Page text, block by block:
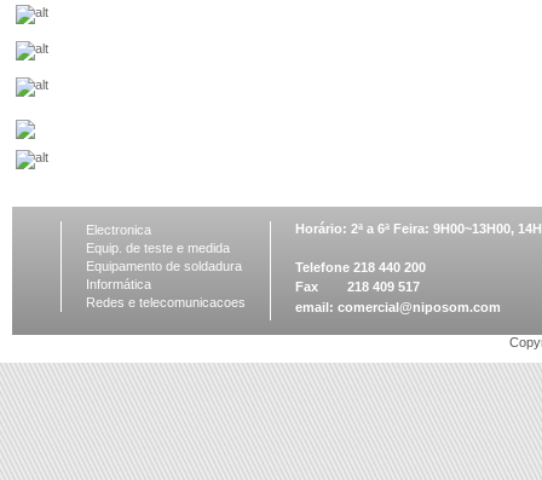
Electronica
Equip. de teste e medida
Equipamento de soldadura
Informática
Redes e telecomunicacoes
Horário: 2ª a 6ª Feira: 9H00~13H00,
Telefone 218 440 200
Fax 218 409 517
email: comercial@niposom.com